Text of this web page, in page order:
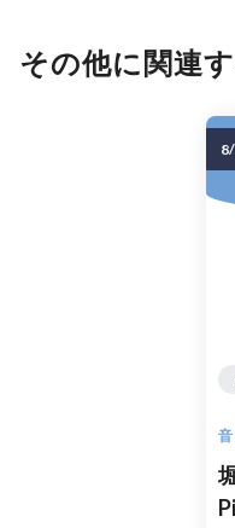
その他に関連
8/